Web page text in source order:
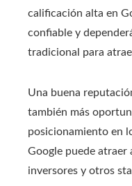
calificación alta en
confiable y
tradicional para
Una buena
también más
posicionamiento en
Google puede atraer
inversores y otros